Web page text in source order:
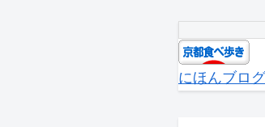
にほんブロ